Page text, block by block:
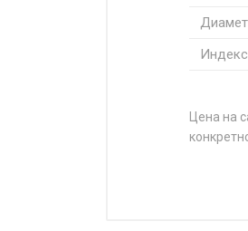
Цена на